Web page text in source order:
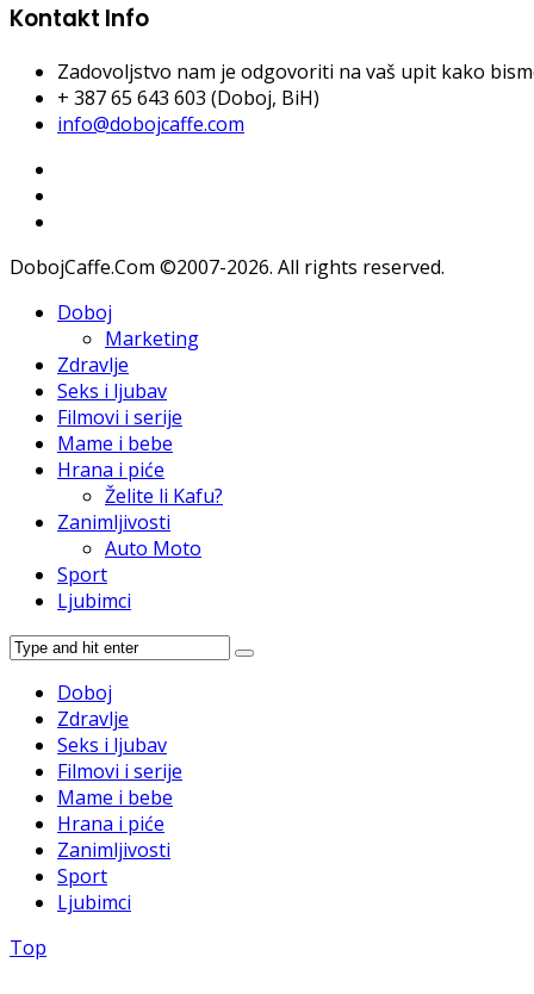
Kontakt Info
Zadovoljstvo nam je odgovoriti na vaš upit kako
+ 387 65 643 603 (Doboj, BiH)
info@dobojcaffe.com
DobojCaffe.Com ©2007-2026. All rights reserved.
Doboj
Marketing
Zdravlje
Seks i ljubav
Filmovi i serije
Mame i bebe
Hrana i piće
Želite li Kafu?
Zanimljivosti
Auto Moto
Sport
Ljubimci
Doboj
Zdravlje
Seks i ljubav
Filmovi i serije
Mame i bebe
Hrana i piće
Zanimljivosti
Sport
Ljubimci
Top